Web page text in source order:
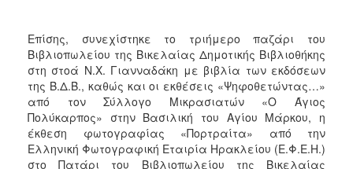
Επίσης, συνεχίστηκε το τριήμερο παζάρι του
Βιβλιοπωλείου της Βικελαίας Δημοτικής Βιβλιοθήκης
στη στοά Ν.Χ. Γιανναδάκη με βιβλία των εκδόσεων
της Β.Δ.Β., καθώς και οι εκθέσεις «Ψηφοθετώντας…»
από τον Σύλλογο Μικρασιατών «Ο Άγιος
Πολύκαρπος» στην Βασιλική του Αγίου Μάρκου, η
έκθεση φωτογραφίας «Πορτραίτα» από την
Ελληνική Φωτογραφική Εταιρία Ηρακλείου (Ε.Φ.Ε.Η.)
στο Πατάρι του Βιβλιοπωλείου της Βικελαίας